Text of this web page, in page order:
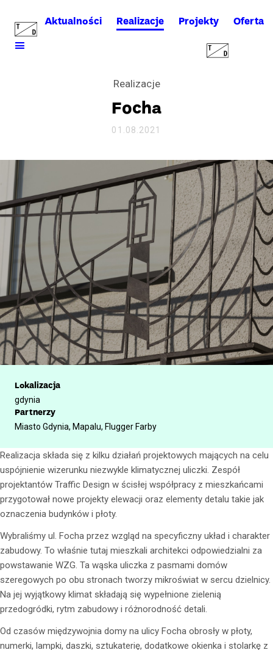
Aktualności Realizacje Projekty Oferta
Realizacje
Focha
01.08.2021
Lokalizacja
gdynia
Partnerzy
Miasto Gdynia, Mapalu, Flugger Farby
Realizacja składa się z kilku działań projektowych mających na celu
uspójnienie wizerunku niezwykle klimatycznej uliczki. Zespół
projektantów Traffic Design w ścisłej współpracy z mieszkańcami
przygotował nowe projekty elewacji oraz elementy detalu takie jak
oznaczenia budynków i płoty.
Wybraliśmy ul. Focha przez wzgląd na specyficzny układ i charakter
zabudowy. To właśnie tutaj mieszkali architekci odpowiedzialni za
powstawanie WZG. Ta wąska uliczka z pasmami domów
szeregowych po obu stronach tworzy mikroświat w sercu dzielnicy.
Na jej wyjątkowy klimat składają się wypełnione zielenią
przedogródki, rytm zabudowy i różnorodność detali.
Od czasów międzywojnia domy na ulicy Focha obrosły w płoty,
numerki, lampki, daszki, sztukaterię, dodatkowe okienka i stolarkę z